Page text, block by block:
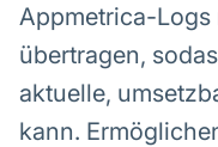
Appmetrica-Logs
übertragen,
aktuelle,
kann.